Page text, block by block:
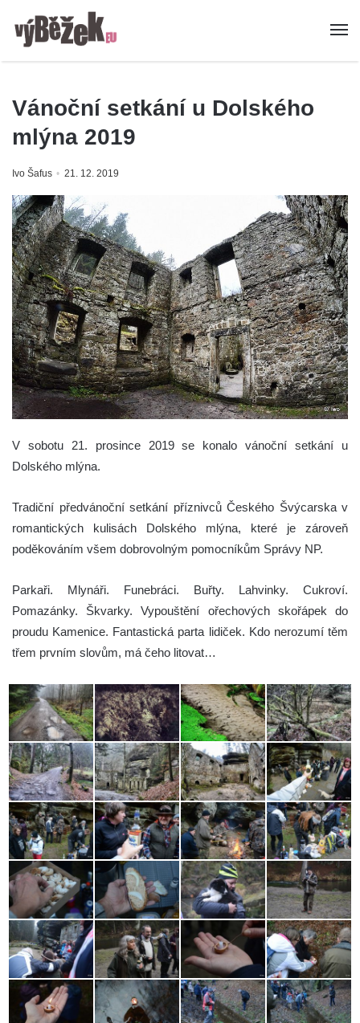
Vánoční setkání u Dolského
mlýna 2019
Ivo Šafus 21. 12. 2019
V sobotu 21. prosince 2019 se konalo vánoční setkání u
Dolského mlýna.
Tradiční předvánoční setkání příznivců Českého Švýcarska v
romantických kulisách Dolského mlýna, které je zároveň
poděkováním všem dobrovolným pomocníkům Správy NP.
Parkaři. Mlynáři. Funebráci. Buřty. Lahvinky. Cukroví.
Pomazánky. Škvarky. Vypouštění ořechových skořápek do
proudu Kamenice. Fantastická parta lidiček. Kdo nerozumí těm
třem prvním slovům, má čeho litovat…